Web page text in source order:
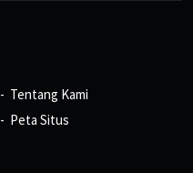
Tentang Kami
Peta Situs